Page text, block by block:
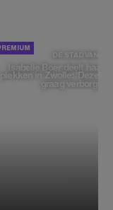
DE STAD VAN
Isabelle Boer deelt haar
plekken in Zwolle: 'Deze
graag verborgen'